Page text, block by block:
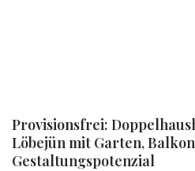
Provisionsfrei:
Löbejün mit Garten,
Gestaltungspotenzial